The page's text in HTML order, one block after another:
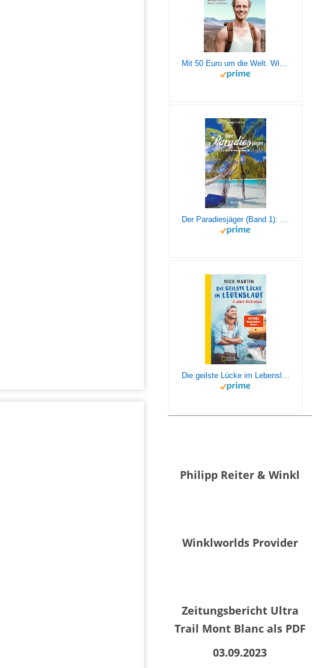
Mit 50 Euro um die Welt. Wie ich mit wenig in der Tasche loszog und als reicher Mensch zurückkam
Der Paradiesjäger (Band 1): Für immer ausgestiegen
Die geilste Lücke im Lebenslauf: 6 Jahre Weltreisen | Der erfolgreiche Reisebericht erstmals im Taschenbuch
Philipp Reiter & Winkl
Winklworlds Provider
Zeitungsbericht Ultra
Trail Mont Blanc als PDF
03.09.2023